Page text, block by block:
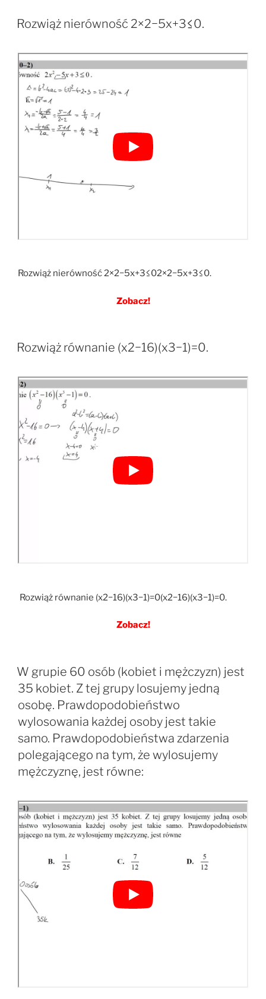
Rozwiąż nierówność 2×2−5x+3≤0.
Rozwiąż nierówność 2×2−5x+3≤02×2−5x+3≤0.
Zobacz!
Rozwiąż równanie (x2−16)(x3−1)=0.
Rozwiąż równanie (x2−16)(x3−1)=0(x2−16)(x3−1)=0.
Zobacz!
W grupie 60 osób (kobiet i mężczyzn) jest
35 kobiet. Z tej grupy losujemy jedną
osobę. Prawdopodobieństwo
wylosowania każdej osoby jest takie
samo. Prawdopodobieństwa zdarzenia
polegającego na tym, że wylosujemy
mężczyznę, jest równe: